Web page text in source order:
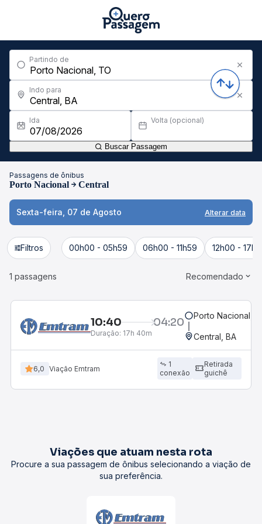
Partindo de
Indo para
Ida Volta (opcional)
Buscar Passagem
Passagens de ônibus
Porto Nacional Central
Sexta-feira, 07 de Agosto Alterar data
Filtros 00h00 - 05h59 06h00 - 11h59 12h00 -
1 passagens Recomendado
10:40 04:20
Duração: 17h 40m
Porto Nacional,
Central, BA
6,0 Viação Emtram
1
conexão
Retirada
guichê
Viações que atuam nesta rota
Procure a sua passagem de ônibus selecionando a viação de
sua preferência.